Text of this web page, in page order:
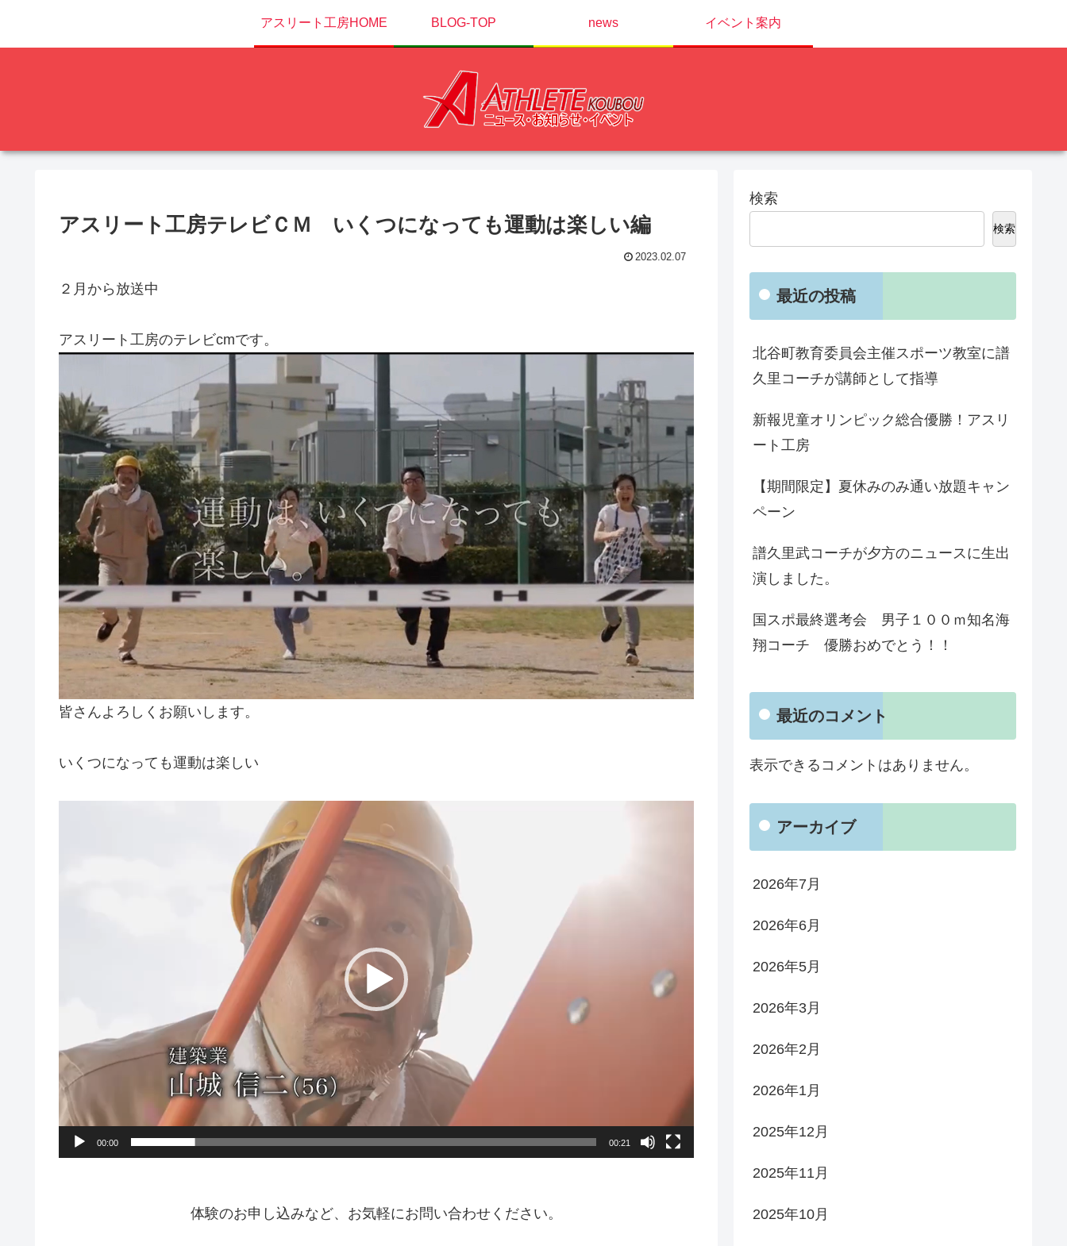
アスリート工房HOME BLOG-TOP news イベント案内
アスリート工房テレビＣＭ いくつになっても運動は楽しい編
2023.02.07
２月から放送中
アスリート工房のテレビcmです。
皆さんよろしくお願いします。
いくつになっても運動は楽しい
00:00 00:21
体験のお申し込みなど、お気軽にお問い合わせください。
検索
検索
最近の投稿
北谷町教育委員会主催スポーツ教室に譜
久里コーチが講師として指導
新報児童オリンピック総合優勝！アスリ
ート工房
【期間限定】夏休みのみ通い放題キャン
ペーン
譜久里武コーチが夕方のニュースに生出
演しました。
国スポ最終選考会 男子１００ｍ知名海
翔コーチ 優勝おめでとう！！
最近のコメント
表示できるコメントはありません。
アーカイブ
2026年7月
2026年6月
2026年5月
2026年3月
2026年2月
2026年1月
2025年12月
2025年11月
2025年10月